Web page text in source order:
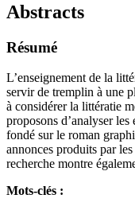
Abstracts
Résumé
L’enseignement de la
servir de tremplin à une
à considérer la littératie
proposons d’analyser
fondé sur le roman
annonces produits par
recherche montre
Mots-clés :